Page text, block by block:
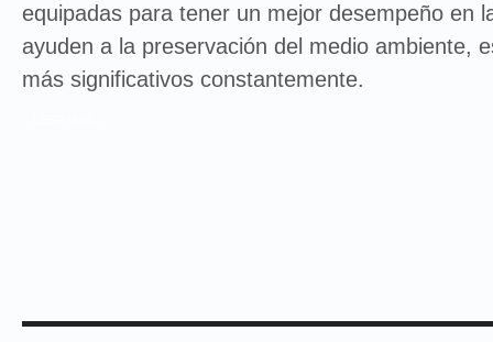
equipadas para tener un mejor desempeño en
ayuden a la preservación del medio ambiente,
más significativos constantemente.